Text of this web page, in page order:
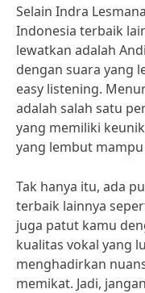
Selain Indra
Indonesia terbaik
lewatkan adalah
dengan suara yang
easy listening.
adalah salah satu
yang memiliki
yang lembut
Tak hanya itu, ada
terbaik lainnya
juga patut kamu
kualitas vokal yang
menghadirkan
memikat. Jadi,